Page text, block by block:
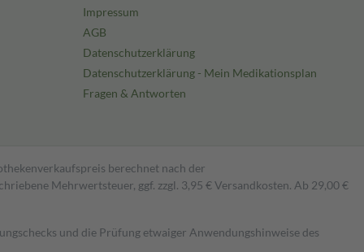
Impressum
AGB
Datenschutzerklärung
Datenschutzerklärung - Mein Medikationsplan
Fragen & Antworten
berechnet nach der
Mehrwertsteuer, ggf. zzgl. 3,95 € Versandkosten. Ab 29,00 €
und die Prüfung etwaiger Anwendungshinweise des